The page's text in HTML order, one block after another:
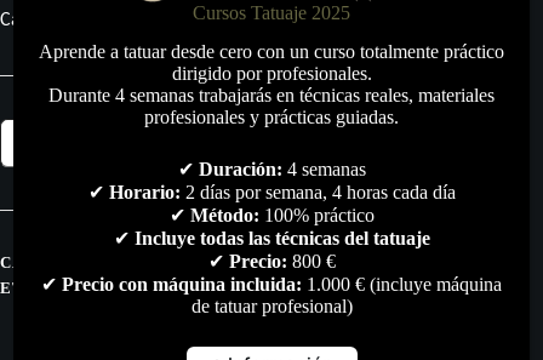
Cantidad: 15 ml.
Pigmento
Ink
15ml.
CATEGORÍAS: PIGMENTOS, TODO
ETIQUETAS:MICROPIGMENTACION,PIGMENTOS
Cursos Tatuaje 2025
Aprende a tatuar desde cero con un curso totalmente práctico
dirigido por profesionales.
Durante 4 semanas trabajarás en técnicas reales, materiales
profesionales y prácticas guiadas.
✔ Duración: 4 semanas
✔ Horario: 2 días por semana, 4 horas cada día
✔ Método: 100% práctico
✔ Incluye todas las técnicas del tatuaje
✔ Precio: 800 €
✔ Precio con máquina incluida: 1.000 € (incluye máquina
de tatuar profesional)